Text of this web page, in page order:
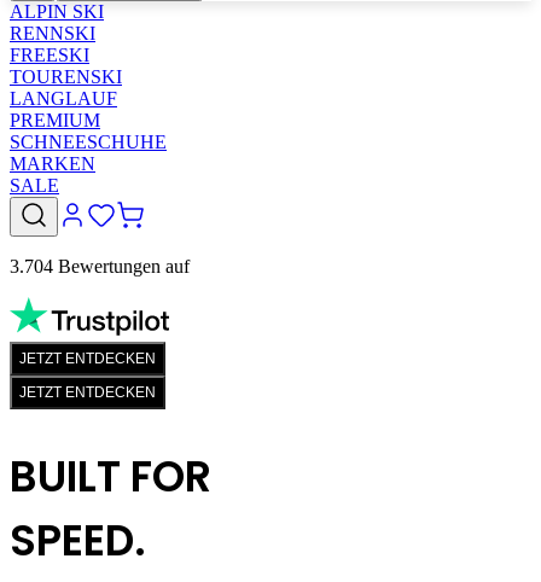
ALPIN SKI
RENNSKI
FREESKI
TOURENSKI
LANGLAUF
PREMIUM
SCHNEESCHUHE
MARKEN
SALE
3.704 Bewertungen auf
JETZT ENTDECKEN
JETZT ENTDECKEN
BUILT FOR
SPEED.